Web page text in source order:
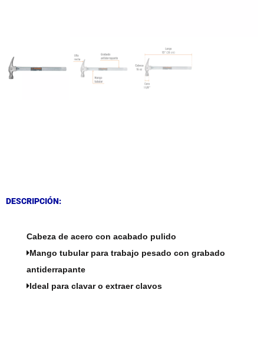
DESCRIPCIÓN:
Cabeza de acero con acabado pulido
Mango tubular para trabajo pesado con grabado
antiderrapante
Ideal para clavar o extraer clavos